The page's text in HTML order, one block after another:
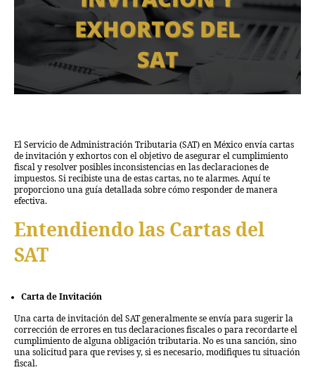
El Servicio de Administración Tributaria (SAT) en México envía cartas
de invitación y exhortos con el objetivo de asegurar el cumplimiento
fiscal y resolver posibles inconsistencias en las declaraciones de
impuestos. Si recibiste una de estas cartas, no te alarmes. Aquí te
proporciono una guía detallada sobre cómo responder de manera
efectiva.
Entendiendo las Cartas del
SAT
Carta de Invitación
Una carta de invitación del SAT generalmente se envía para sugerir la
corrección de errores en tus declaraciones fiscales o para recordarte el
cumplimiento de alguna obligación tributaria. No es una sanción, sino
una solicitud para que revises y, si es necesario, modifiques tu situación
fiscal.